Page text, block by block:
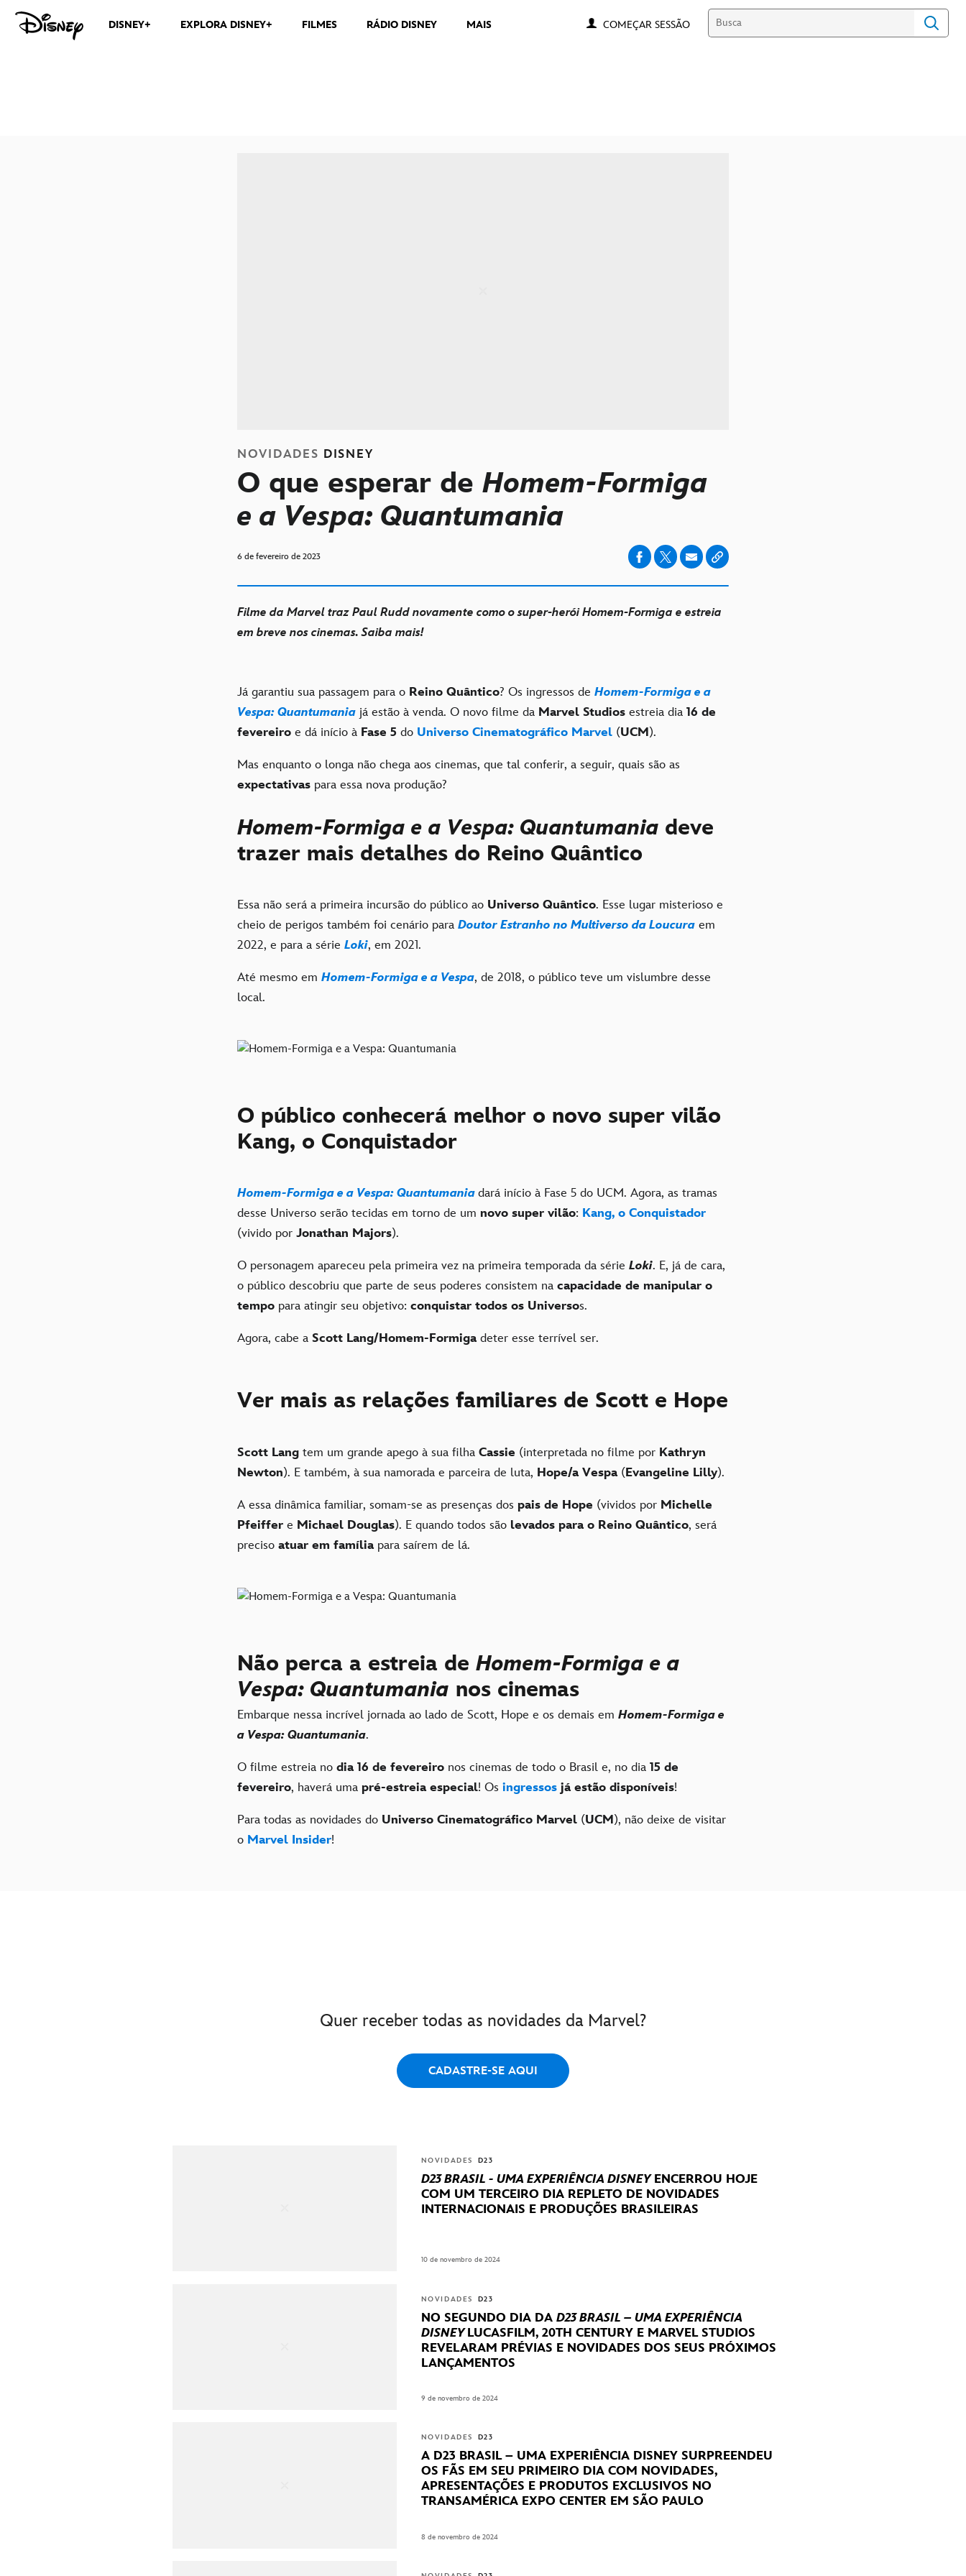
DISNEY+ EXPLORA DISNEY+ FILMES RÁDIO DISNEY MAIS COMEÇAR SESSÃO
NOVIDADES DISNEY
O que esperar de Homem-Formiga
e a Vespa: Quantumania
6 de fevereiro de 2023
Filme da Marvel traz Paul Rudd novamente como o super-herói Homem-Formiga e estreia
em breve nos cinemas. Saiba mais!
Já garantiu sua passagem para o Reino Quântico? Os ingressos de Homem-Formiga e a
Vespa: Quantumania já estão à venda. O novo filme da Marvel Studios estreia dia 16 de
fevereiro e dá início à Fase 5 do Universo Cinematográfico Marvel (UCM).
Mas enquanto o longa não chega aos cinemas, que tal conferir, a seguir, quais são as
expectativas para essa nova produção?
Homem-Formiga e a Vespa: Quantumania deve
trazer mais detalhes do Reino Quântico
Essa não será a primeira incursão do público ao Universo Quântico. Esse lugar misterioso e
cheio de perigos também foi cenário para Doutor Estranho no Multiverso da Loucura em
2022, e para a série Loki, em 2021.
Até mesmo em Homem-Formiga e a Vespa, de 2018, o público teve um vislumbre desse
local.
O público conhecerá melhor o novo super vilão
Kang, o Conquistador
Homem-Formiga e a Vespa: Quantumania dará início à Fase 5 do UCM. Agora, as tramas
desse Universo serão tecidas em torno de um novo super vilão: Kang, o Conquistador
(vivido por Jonathan Majors).
O personagem apareceu pela primeira vez na primeira temporada da série Loki. E, já de cara,
o público descobriu que parte de seus poderes consistem na capacidade de manipular o
tempo para atingir seu objetivo: conquistar todos os Universos.
Agora, cabe a Scott Lang/Homem-Formiga deter esse terrível ser.
Ver mais as relações familiares de Scott e Hope
Scott Lang tem um grande apego à sua filha Cassie (interpretada no filme por Kathryn
Newton). E também, à sua namorada e parceira de luta, Hope/a Vespa(Evangeline Lilly).
A essa dinâmica familiar, somam-se as presenças dos pais de Hope (vividos por Michelle
Pfeiffer e Michael Douglas). E quando todos são levados para o Reino Quântico, será
preciso atuar em famíliapara saírem de lá.
Não perca a estreia de Homem-Formiga e a
Vespa: Quantumania nos cinemas
Embarque nessa incrível jornada ao lado de Scott, Hope e os demais em Homem-Formiga e
a Vespa: Quantumania.
O filme estreia no dia 16 de fevereiro nos cinemas de todo o Brasil e, no dia 15 de
fevereiro, haverá uma pré-estreia especial! Os ingressos já estão disponíveis!
Para todas as novidades do Universo Cinematográfico Marvel (UCM), não deixe de visitar
o Marvel Insider!
Quer receber todas as novidades da Marvel?
CADASTRE-SE AQUI
NOVIDADES D23
D23 BRASIL - UMA EXPERIÊNCIA DISNEYENCERROU HOJE
COM UM TERCEIRO DIA REPLETO DE NOVIDADES
INTERNACIONAIS E PRODUÇÕES BRASILEIRAS
10 de novembro de 2024
NOVIDADES D23
NO SEGUNDO DIA DA D23 BRASIL – UMA EXPERIÊNCIA
DISNEYLUCASFILM, 20TH CENTURY E MARVEL STUDIOS
REVELARAM PRÉVIAS E NOVIDADES DOS SEUS PRÓXIMOS
LANÇAMENTOS
9 de novembro de 2024
NOVIDADES D23
A D23 BRASIL – UMA EXPERIÊNCIA DISNEY SURPREENDEU
OS FÃS EM SEU PRIMEIRO DIA COM NOVIDADES,
APRESENTAÇÕES E PRODUTOS EXCLUSIVOS NO
TRANSAMÉRICA EXPO CENTER EM SÃO PAULO
8 de novembro de 2024